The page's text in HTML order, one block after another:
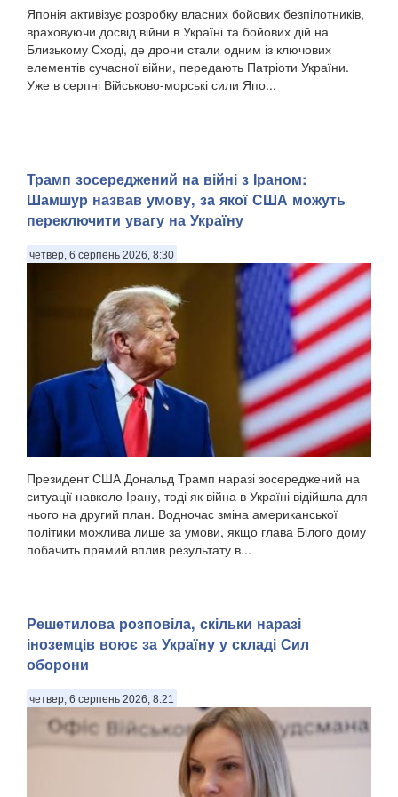
Японія активізує розробку власних бойових безпілотників,
враховуючи досвід війни в Україні та бойових дій на
Близькому Сході, де дрони стали одним із ключових
елементів сучасної війни, передають Патріоти України.
Уже в серпні Військово-морські сили Япо...
Трамп зосереджений на війні з Іраном:
Шамшур назвав умову, за якої США можуть
переключити увагу на Україну
четвер, 6 серпень 2026, 8:30
Президент США Дональд Трамп наразі зосереджений на
ситуації навколо Ірану, тоді як війна в Україні відійшла для
нього на другий план. Водночас зміна американської
політики можлива лише за умови, якщо глава Білого дому
побачить прямий вплив результату в...
Решетилова розповіла, скільки наразі
іноземців воює за Україну у складі Сил
оборони
четвер, 6 серпень 2026, 8:21